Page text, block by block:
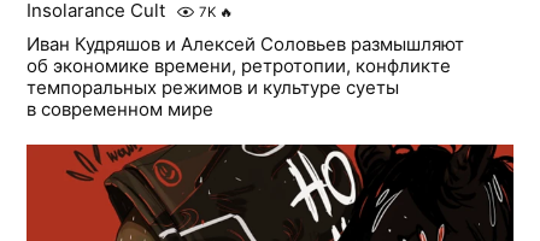
Insolarance Cult 7K 🔥
Иван Кудряшов и Алексей Соловьев размышляют
об экономике времени, ретротопии, конфликте
темпоральных режимов и культуре суеты
в современном мире